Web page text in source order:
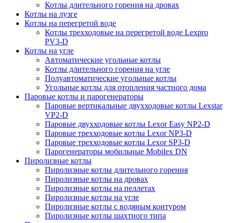
Котлы длительного горения на дровах
Котлы на лузге
Котлы на перегретой воде
Котлы трехходовые на перегретой воде Lexpro
PV3-D
Котлы на угле
Автоматические угольные котлы
Котлы длительного горения на угле
Полуавтоматические угольные котлы
Угольные котлы для отопления частного дома
Паровые котлы и парогенераторы
Паровые вертикальные двухходовые котлы Lexstar
VP2-D
Паровые двухходовые котлы Lexor Easy NP2-D
Паровые трехходовые котлы Lexor NP3-D
Паровые трехходовые котлы Lexor SP3-D
Парогенераторы мобильные Mobilex DN
Пиролизные котлы
Пиролизные котлы длительного горения
Пиролизные котлы на дровах
Пиролизные котлы на пеллетах
Пиролизные котлы на угле
Пиролизные котлы с водяным контуром
Пиролизные котлы шахтного типа